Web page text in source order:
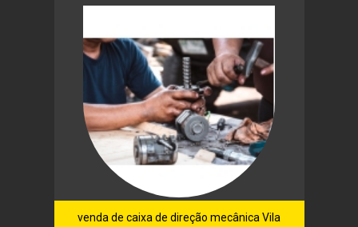
venda de caixa de direção mecânica Vila